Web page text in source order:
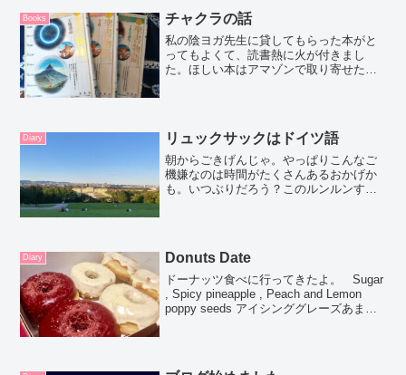
Books チャクラの話
私の陰ヨガ先生に貸してもらった本がと
ってもよくて、読書熱に火が付きまし
た。ほしい本はアマゾンで取り寄せた
読みたいものリストを読み進め...
Diary リュックサックはドイツ語
朝からごきげんじゃ。やっぱりこんなご
機嫌なのは時間がたくさんあるおかげか
も。いつぶりだろう？このルンルンする
Diary Donuts Date
ドーナッツ食べに行ってきたよ。 Sugar
, Spicy pineapple , Peach and Lemon
poppy seeds アイシンググレーズあまり